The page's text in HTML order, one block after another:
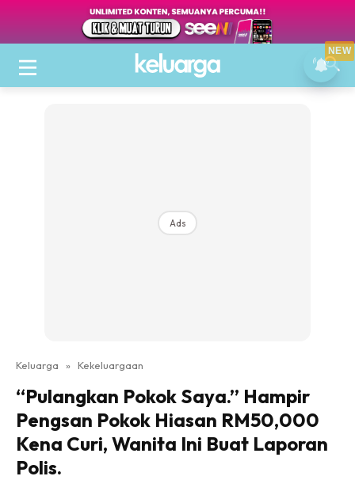
Ads
Keluarga » Kekeluargaan
“Pulangkan Pokok Saya.” Hampir
Pengsan Pokok Hiasan RM50,000
Kena Curi, Wanita Ini Buat Laporan
Polis.
NEW